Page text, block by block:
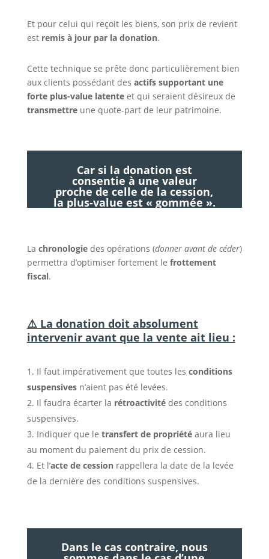
Et pour celui qui reçoit les biens, son prix de revient
est remis à jour par la donation.
Cette technique se prête donc particulièrement bien
aux clients possédant des actifs supportant une
forte plus-value latente et qui seraient désireux de
transmettreune quote-part de leur patrimoine.
Car si la donation est
consentie à une valeur
proche de celle de la cession,
la plus-value est « gommée ».
La chronologiedes opérations (donner avant de céder)
permettra d’optimiser fortement le frottement
fiscal.
⚠️ La donation doit absolument
intervenir avant que la vente ait lieu :
Il faut impérativement que toutes les conditions
suspensivesn’aient pas été levées.
Il faudra écarter la rétroactivitédes conditions
suspensives.
Indiquer que le transfert de propriété aura lieu
au moment du paiement du prix de cession.
Et l’acte de cessionrappellera la date de la levée
de la dernière des conditions suspensives.
Dans le cas contraire, nous